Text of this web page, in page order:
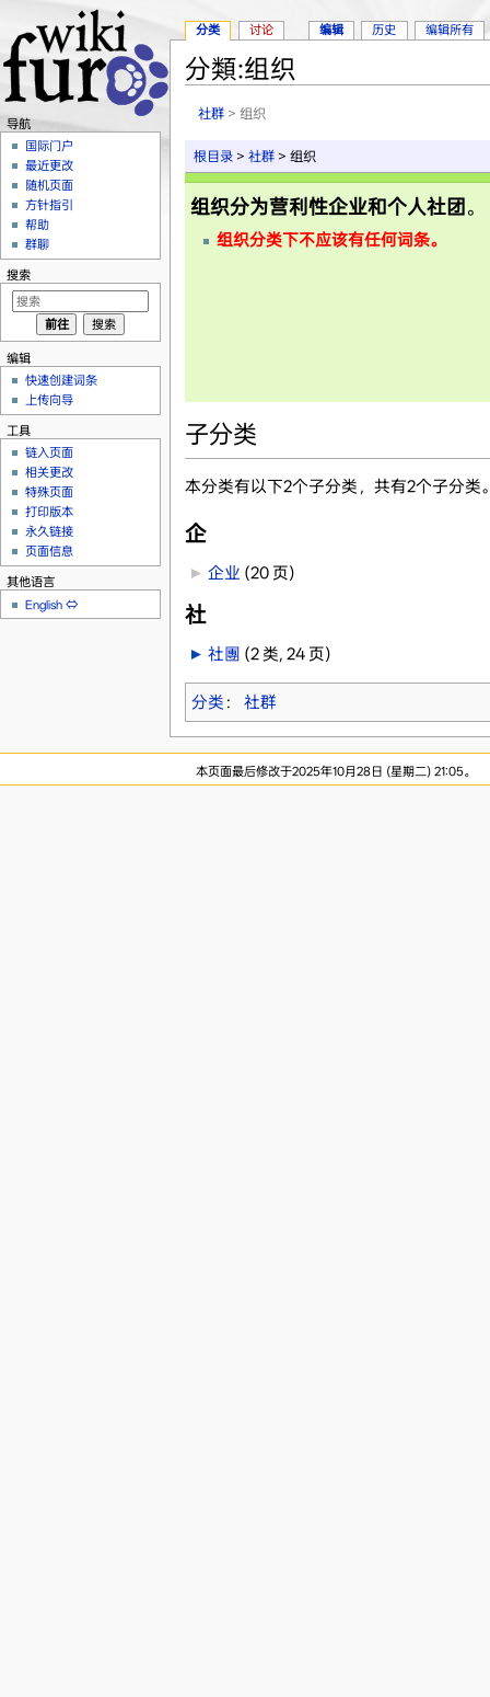
分類:组织
社群 > 组织
根目录 >社群 > 组织
组织分为营利性企业和个人社团 。
组织分类下不应该有任何词条。
子分类
本分类有以下2个子分类，共有2个子分类
企
►企业 (20 页)
社
► 社團 (2 类, 24 页)
分类 ： 社群
分类 讨论 编辑 历史 编辑所有
导航
国际门户
最近更改
随机页面
方针指引
帮助
群聊
搜索
编辑
快速创建词条
上传向导
工具
链入页面
相关更改
特殊页面
打印版本
永久链接
页面信息
其他语言
English ⇔
本页面最后修改于2025年10月28日 (星期二) 21:05。